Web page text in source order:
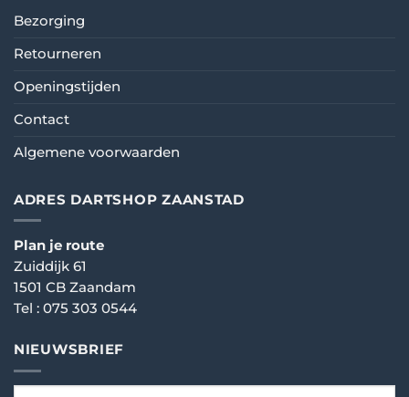
Bezorging
Retourneren
Openingstijden
Contact
Algemene voorwaarden
ADRES DARTSHOP ZAANSTAD
Plan je route
Zuiddijk 61
1501 CB Zaandam
Tel : 075 303 0544
NIEUWSBRIEF